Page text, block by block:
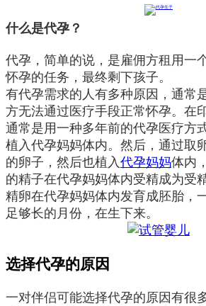
什么是代孕？
代孕 ， 简单的说， 是 雇佣方租用一
怀孕的任务，最终剩下孩子。
有代孕需求的人有多种原因，通常
方无法通过医疗手段正常怀孕。 在
通常是用一种多年前的代孕医疗方
植入代孕妈妈体内。然后 ，通过取
的卵子，然后也植入 代孕妈妈体内
的精子在代孕妈妈体内受精成为受
精卵在代孕妈妈体内发育成胚胎 ，
足够长的月份，在生下来。
选择代孕的原因
一对伴侣可能选择代孕的原因有很